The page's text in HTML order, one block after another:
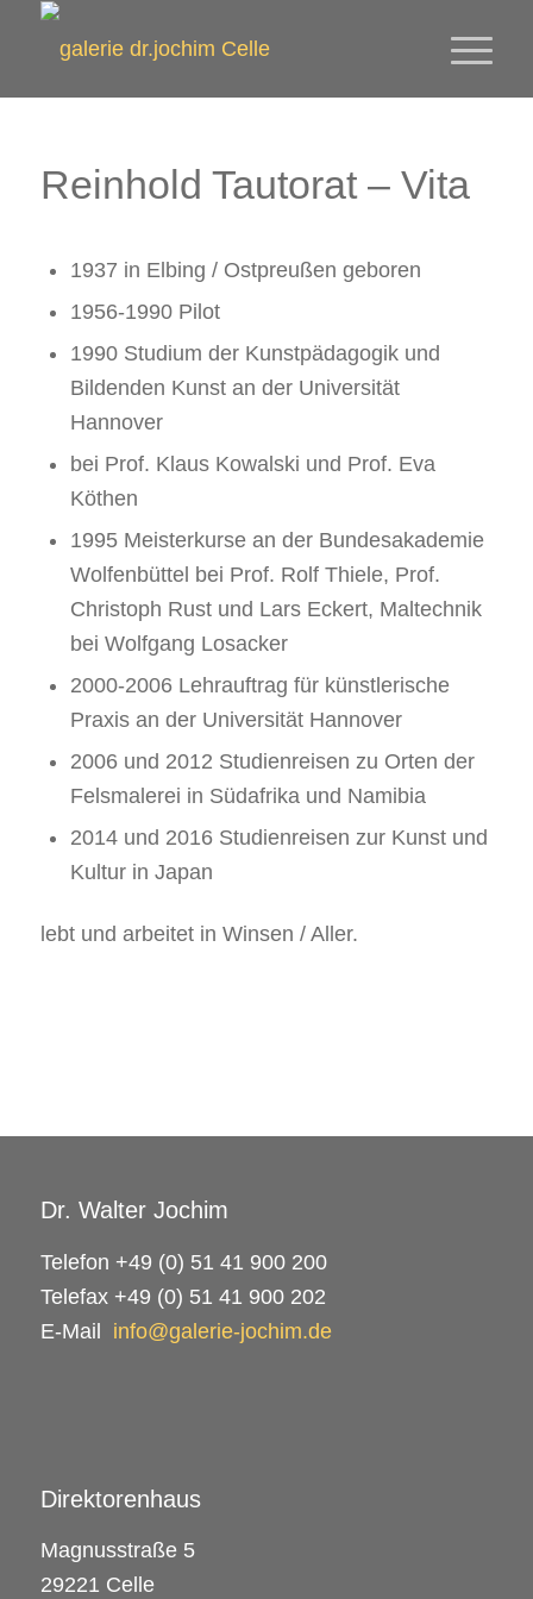
Reinhold Tautorat – Vita
1937 in Elbing / Ostpreußen geboren
1956-1990 Pilot
1990 Studium der Kunstpädagogik und
Bildenden Kunst an der Universität
Hannover
bei Prof. Klaus Kowalski und Prof. Eva
Köthen
1995 Meisterkurse an der Bundesakademie
Wolfenbüttel bei Prof. Rolf Thiele, Prof.
Christoph Rust und Lars Eckert, Maltechnik
bei Wolfgang Losacker
2000-2006 Lehrauftrag für künstlerische
Praxis an der Universität Hannover
2006 und 2012 Studienreisen zu Orten der
Felsmalerei in Südafrika und Namibia
2014 und 2016 Studienreisen zur Kunst und
Kultur in Japan
lebt und arbeitet in Winsen / Aller.
Dr. Walter Jochim
Telefon +49 (0) 51 41 900 200
Telefax +49 (0) 51 41 900 202
E-Mail info@galerie-jochim.de
Direktorenhaus
Magnusstraße 5
29221 Celle